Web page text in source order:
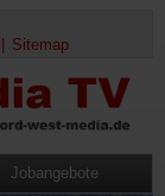
Sitemap
Jobangebote